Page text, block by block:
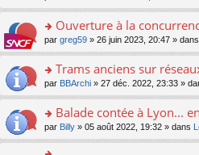
pl
u
s
e
nt
o
lu
le
pl
u
s
e
nt
a
e
n
o
lu
le
pl
u
s
c
e
s
a
g
e
n
lu
le
pl
u
n
ult
er
le
m
e
a
g
e
o
n
ult
er
le
m
e
s
Ouverture à la
par greg59 » 26 juin 2023, 20:47 » dans
o
n
ult
er
le
Trams anciens sur
par BBArchi » 27 déc. 2022, 23:33 »
o
n
s
Balade contée à Lyon...
par Billy » 05 août 2022, 19:32 » dans